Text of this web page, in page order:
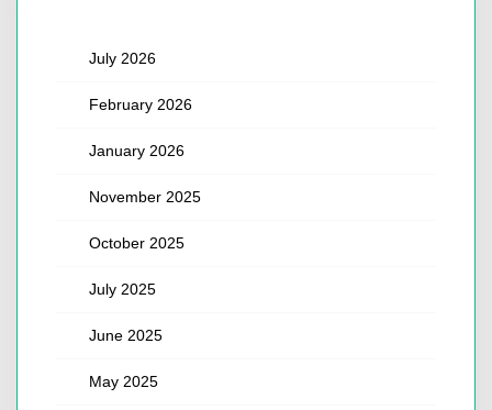
July 2026
February 2026
January 2026
November 2025
October 2025
July 2025
June 2025
May 2025